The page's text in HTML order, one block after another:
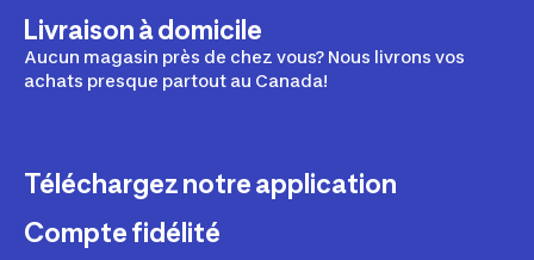
Livraison à domicile
Aucun magasin près de chez vous? Nous livrons vos
achats presque partout au Canada!
Téléchargez notre application
Compte fidélité